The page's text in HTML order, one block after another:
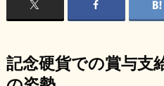
記念硬貨での賞与支